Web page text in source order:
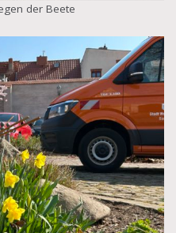
der Beete